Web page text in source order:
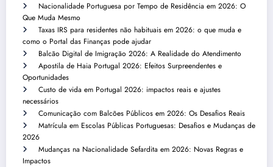
Nacionalidade Portuguesa por Tempo de Residência em 2026: O
Que Muda Mesmo
Taxas IRS para residentes não habituais em 2026: o que muda e
como o Portal das Finanças pode ajudar
Balcão Digital de Imigração 2026: A Realidade do Atendimento
Apostila de Haia Portugal 2026: Efeitos Surpreendentes e
Oportunidades
Custo de vida em Portugal 2026: impactos reais e ajustes
necessários
Comunicação com Balcões Públicos em 2026: Os Desafios Reais
Matrícula em Escolas Públicas Portuguesas: Desafios e Mudanças de
2026
Mudanças na Nacionalidade Sefardita em 2026: Novas Regras e
Impactos